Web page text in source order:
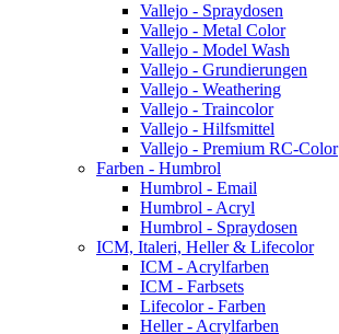
Vallejo - Spraydosen
Vallejo - Metal Color
Vallejo - Model Wash
Vallejo - Grundierungen
Vallejo - Weathering
Vallejo - Traincolor
Vallejo - Hilfsmittel
Vallejo - Premium RC-Color
Farben - Humbrol
Humbrol - Email
Humbrol - Acryl
Humbrol - Spraydosen
ICM, Italeri, Heller & Lifecolor
ICM - Acrylfarben
ICM - Farbsets
Lifecolor - Farben
Heller - Acrylfarben